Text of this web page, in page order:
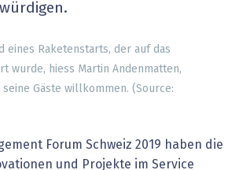
eines Raketenstarts, der auf das
wurde, hiess Martin Andenmatten,
seine Gäste willkommen. (Source:
Forum Schweiz 2019 haben die
und Projekte im Service